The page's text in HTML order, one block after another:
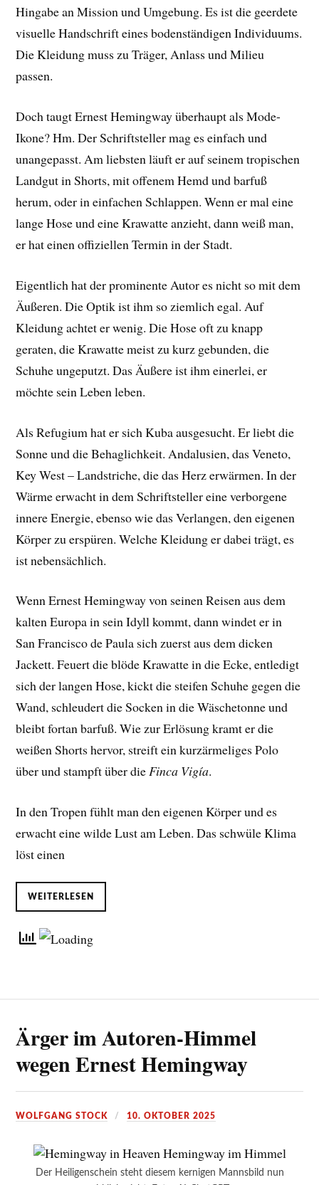
Hingabe an Mission und Umgebung. Es ist die geerdete
visuelle Handschrift eines bodenständigen Individuums.
Die Kleidung muss zu Träger, Anlass und Milieu
passen.
Doch taugt Ernest Hemingway überhaupt als Mode-
Ikone? Hm. Der Schriftsteller mag es einfach und
unangepasst. Am liebsten läuft er auf seinem tropischen
Landgut in Shorts, mit offenem Hemd und barfuß
herum, oder in einfachen Schlappen. Wenn er mal eine
lange Hose und eine Krawatte anzieht, dann weiß man,
er hat einen offiziellen Termin in der Stadt.
Eigentlich hat der prominente Autor es nicht so mit dem
Äußeren. Die Optik ist ihm so ziemlich egal. Auf
Kleidung achtet er wenig. Die Hose oft zu knapp
geraten, die Krawatte meist zu kurz gebunden, die
Schuhe ungeputzt. Das Äußere ist ihm einerlei, er
möchte sein Leben leben.
Als Refugium hat er sich Kuba ausgesucht. Er liebt die
Sonne und die Behaglichkeit. Andalusien, das Veneto,
Key West – Landstriche, die das Herz erwärmen. In der
Wärme erwacht in dem Schriftsteller eine verborgene
innere Energie, ebenso wie das Verlangen, den eigenen
Körper zu erspüren. Welche Kleidung er dabei trägt, es
ist nebensächlich.
Wenn Ernest Hemingway von seinen Reisen aus dem
kalten Europa in sein Idyll kommt, dann windet er in
San Francisco de Paula sich zuerst aus dem dicken
Jackett. Feuert die blöde Krawatte in die Ecke, entledigt
sich der langen Hose, kickt die steifen Schuhe gegen die
Wand, schleudert die Socken in die Wäschetonne und
bleibt fortan barfuß. Wie zur Erlösung kramt er die
weißen Shorts hervor, streift ein kurzärmeliges Polo
über und stampft über dieFinca Vigía.
In den Tropen fühlt man den eigenen Körper und es
erwacht eine wilde Lust am Leben. Das schwüle Klima
löst einen
WEITERLESEN
Ärger im Autoren-Himmel
wegen Ernest Hemingway
WOLFGANG STOCK 10. OKTOBER 2025
Der Heiligenschein steht diesem kernigen Mannsbild nun